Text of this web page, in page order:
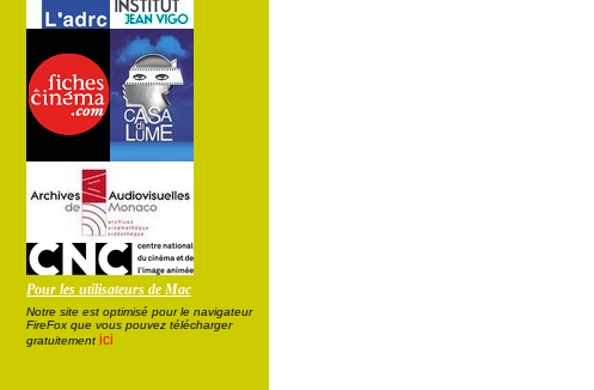
Pour les utilisateurs de Mac
Notre site est optimisé pour le navigateur
FireFox que vous pouvez télécharger
gratuitement ici